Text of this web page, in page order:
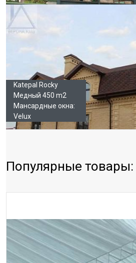
Katepal Rocky
Медный 450 m2
Мансардные окна:
Velux
Популярные товары: